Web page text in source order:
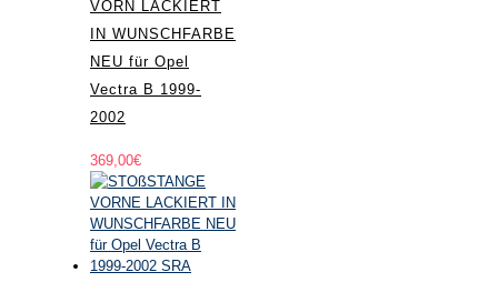
VORN LACKIERT
IN WUNSCHFARBE
NEU für Opel
Vectra B 1999-
2002
369,00€